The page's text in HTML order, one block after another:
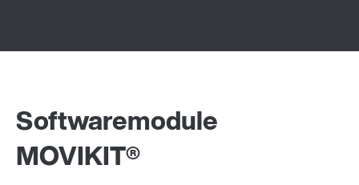
Softwaremodule
MOVIKIT®